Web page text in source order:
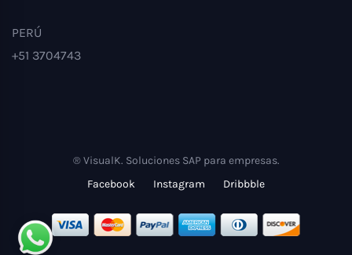
PERÚ
+51 3704743
® VisualK. Soluciones SAP para empresas.
Facebook
Instagram Dribbble